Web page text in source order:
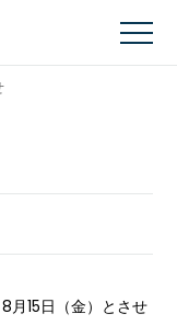
15日（金）とさせ